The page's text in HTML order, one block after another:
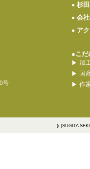
号
● 杉
● 会
● ア
●こだ
▶ 加
▶ 国
▶ 作
(c)SUGITA